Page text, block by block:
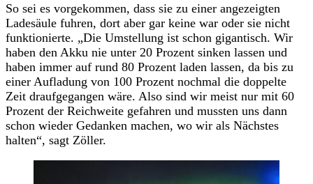
So sei es vorgekommen, dass sie zu einer angezeigten
Ladesäule fuhren, dort aber gar keine war oder sie nicht
funktionierte. „Die Umstellung ist schon gigantisch. Wir
haben den Akku nie unter 20 Prozent sinken lassen und
haben immer auf rund 80 Prozent laden lassen, da bis zu
einer Aufladung von 100 Prozent nochmal die doppelte
Zeit draufgegangen wäre. Also sind wir meist nur mit 60
Prozent der Reichweite gefahren und mussten uns dann
schon wieder Gedanken machen, wo wir als Nächstes
halten“, sagt Zöller.